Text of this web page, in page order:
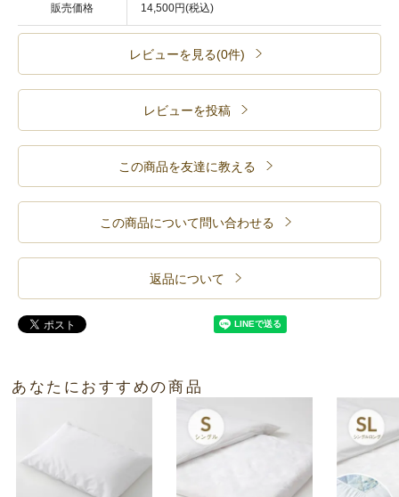
販売価格 14,500円(税込)
レビューを見る(0件)
レビューを投稿
この商品を友達に教える
この商品について問い合わせる
返品について
あなたにおすすめの商品